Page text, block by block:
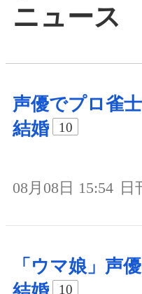
ニュース
声優でプロ雀
結婚
10
08月08日 15:54 日
「ウマ娘」声
10